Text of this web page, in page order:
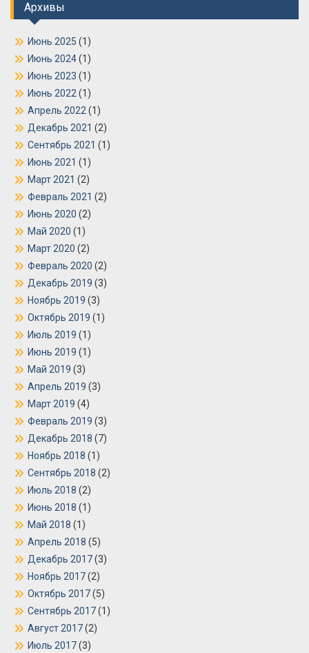
Архивы
Июнь 2025 (1)
Июнь 2024(1)
Июнь 2023 (1)
Июнь 2022(1)
Апрель 2022(1)
Декабрь 2021 (2)
Сентябрь 2021 (1)
Июнь 2021 (1)
Март 2021 (2)
Февраль 2021 (2)
Июнь 2020 (2)
Май 2020 (1)
Март 2020 (2)
Февраль 2020 (2)
Декабрь 2019 (3)
Ноябрь 2019 (3)
Октябрь 2019 (1)
Июль 2019 (1)
Июнь 2019 (1)
Май 2019 (3)
Апрель 2019 (3)
Март 2019 (4)
Февраль 2019 (3)
Декабрь 2018 (7)
Ноябрь 2018 (1)
Сентябрь 2018 (2)
Июль 2018 (2)
Июнь 2018 (1)
Май 2018 (1)
Апрель 2018 (5)
Декабрь 2017(3)
Ноябрь 2017(2)
Октябрь 2017(5)
Сентябрь 2017(1)
Август 2017(2)
Июль 2017(3)